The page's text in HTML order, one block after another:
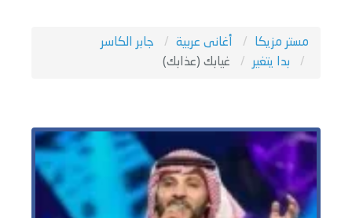
مستر مزيكا أغانى عربية
جابر الكاسر
بدا يتغير
غيابك (عذابك)